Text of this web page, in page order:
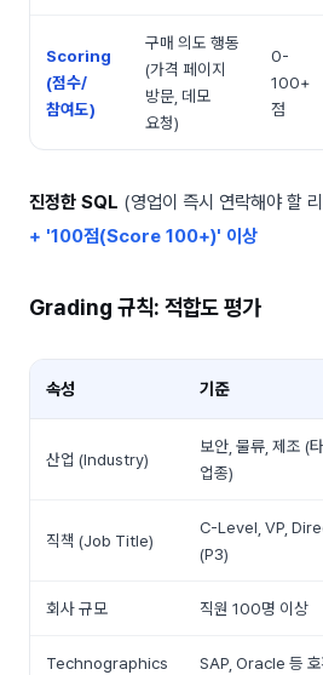
Scoring
(점수/
참여도)
구매 의도 행동
(가격 페이지
방문, 데모
요청)
0-
100+
점
진정한 SQL (영업이 즉시 연락해야 할
+ '100점(Score 100+)' 이상
Grading 규칙: 적합도 평가
속성 기준
산업 (Industry)
보안, 물류, 제조 (
업종)
직책 (Job Title)
C-Level, VP,
(P3)
회사 규모 직원 100명 이상
Technographics SAP, Oracle 등 호